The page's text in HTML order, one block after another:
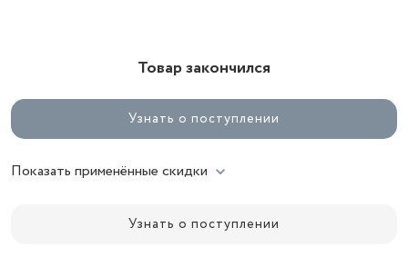
Товар закончился
Узнать о поступлении
Показать применённые скидки
Узнать о поступлении